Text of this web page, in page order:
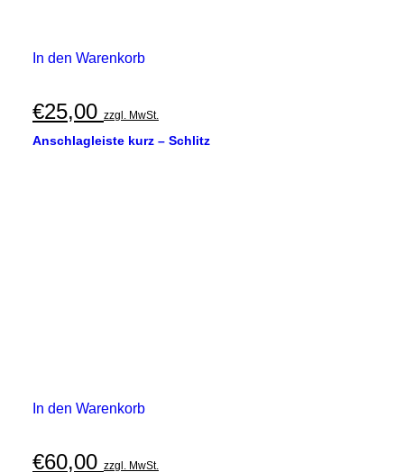
In den Warenkorb
€25,00 zzgl. MwSt.
Anschlagleiste kurz – Schlitz
In den Warenkorb
€60,00 zzgl. MwSt.